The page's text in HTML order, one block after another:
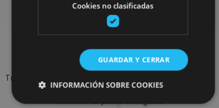
Rechercher plus de
sorties
Trouvez des sorties et des propositions pour compléter votre
séjour en Navarre : activités organisées, visites et les
évènements-phares de l'agenda
Cookies no clasificadas
GUARDAR Y CERRAR
INFORMACIÓN SOBRE COOKIES